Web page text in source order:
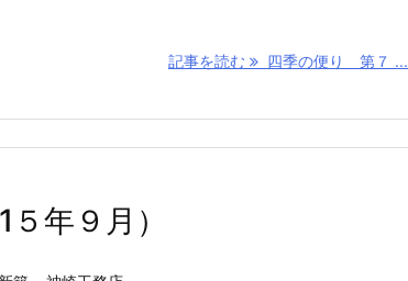
記事を読む 四季の便り 第７ ...
年９月）